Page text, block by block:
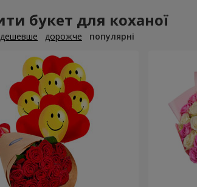
букет для коханої
дешевше дорожче популярні